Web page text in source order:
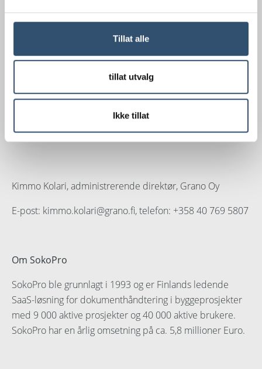
Tillat alle
tillat utvalg
Ikke tillat
For mer informasjon, vennligst kontakt
Per Hedebäck, president og administrerende direktør i
iBinder Group:
E-post: per.hedeback@ibinder.com, Tlf: +46 70-247 45
20
Kimmo Kolari, administrerende direktør, Grano Oy
E-post: kimmo.kolari@grano.fi, telefon: +358 40 769 5807
Om SokoPro
SokoPro ble grunnlagt i 1993 og er Finlands ledende
SaaS-løsning for dokumenthåndtering i byggeprosjekter
med 9 000 aktive prosjekter og 40 000 aktive brukere.
SokoPro har en årlig omsetning på ca. 5,8 millioner Euro.